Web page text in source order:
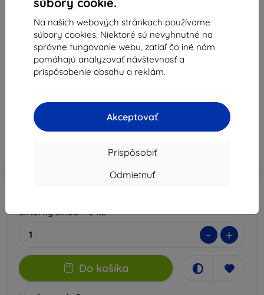
Na našich webových stránkach používame
súbory cookies. Niektoré sú nevyhnutné na
správne fungovanie webu, zatiaľ čo iné nám
pomáhajú analyzovať návštevnosť a
prispôsobenie obsahu a reklám.
Akceptovať
Prispôsobiť
Odmietnuť
3MK FlexibleGlass MyPhone Hammer Energy
Hybrid Glass
Vhodné pre: MyPhone Hammer Energy
8,91 €
8,02 €
Zľava s kupónom EXTRA10
Externý sklad > 5 ks
- +
Do košíka